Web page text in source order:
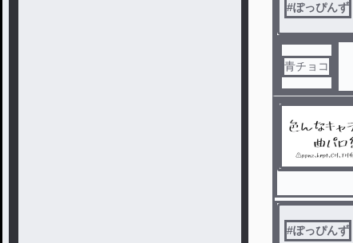
#ぽっぴんず
青チョコ
#ぽっぴんず